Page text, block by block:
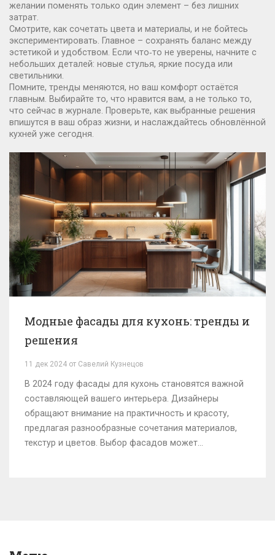
желании поменять только один элемент – без лишних
затрат.
Смотрите, как сочетать цвета и материалы, и не бойтесь
экспериментировать. Главное – сохранять баланс между
эстетикой и удобством. Если что‑то не уверены, начните с
небольших деталей: новые стулья, яркие посуда или
светильники.
Помните, тренды меняются, но ваш комфорт остаётся
главным. Выбирайте то, что нравится вам, а не только то,
что сейчас в журнале. Проверьте, как выбранные решения
впишутся в ваш образ жизни, и наслаждайтесь обновлённой
кухней уже сегодня.
Модные фасады для кухонь: тренды и
решения
11 дек 2024 от Савелий Кузнецов
В 2024 году фасады для кухонь становятся важной
составляющей вашего интерьера. Дизайнеры
обращают внимание на практичность и красоту,
предлагая разнообразные сочетания материалов,
текстур и цветов. Выбор фасадов может